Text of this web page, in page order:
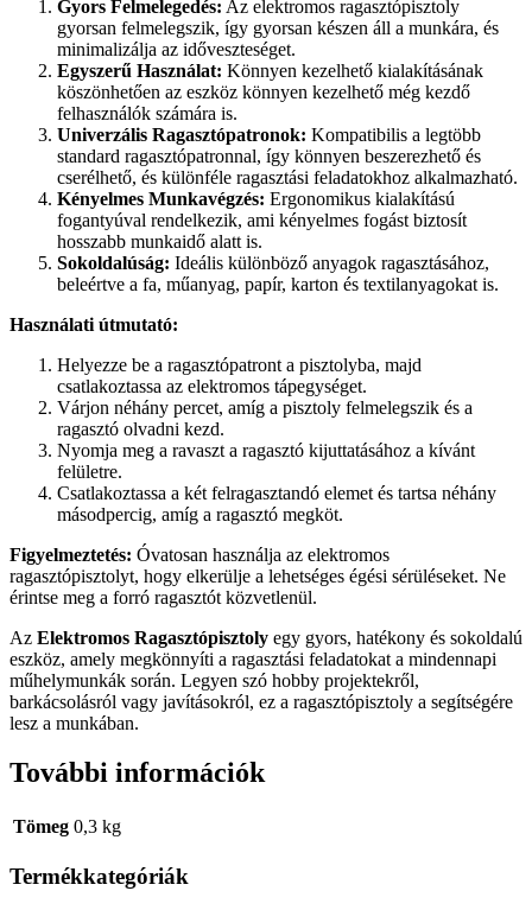
Gyors Felmelegedés: Az elektromos ragasztópisztoly
gyorsan felmelegszik, így gyorsan készen áll a munkára, és
minimalizálja az időveszteséget.
Egyszerű Használat: Könnyen kezelhető kialakításának
köszönhetően az eszköz könnyen kezelhető még kezdő
felhasználók számára is.
Univerzális Ragasztópatronok: Kompatibilis a legtöbb
standard ragasztópatronnal, így könnyen beszerezhető és
cserélhető, és különféle ragasztási feladatokhoz alkalmazható.
Kényelmes Munkavégzés: Ergonomikus kialakítású
fogantyúval rendelkezik, ami kényelmes fogást biztosít
hosszabb munkaidő alatt is.
Sokoldalúság: Ideális különböző anyagok ragasztásához,
beleértve a fa, műanyag, papír, karton és textilanyagokat is.
Használati útmutató:
Helyezze be a ragasztópatront a pisztolyba, majd
csatlakoztassa az elektromos tápegységet.
Várjon néhány percet, amíg a pisztoly felmelegszik és a
ragasztó olvadni kezd.
Nyomja meg a ravaszt a ragasztó kijuttatásához a kívánt
felületre.
Csatlakoztassa a két felragasztandó elemet és tartsa néhány
másodpercig, amíg a ragasztó megköt.
Figyelmeztetés: Óvatosan használja az elektromos
ragasztópisztolyt, hogy elkerülje a lehetséges égési sérüléseket. Ne
érintse meg a forró ragasztót közvetlenül.
Az Elektromos Ragasztópisztoly egy gyors, hatékony és sokoldalú
eszköz, amely megkönnyíti a ragasztási feladatokat a mindennapi
műhelymunkák során. Legyen szó hobby projektekről,
barkácsolásról vagy javításokról, ez a ragasztópisztoly a segítségére
lesz a munkában.
További információk
Tömeg 0,3 kg
Termékkategóriák